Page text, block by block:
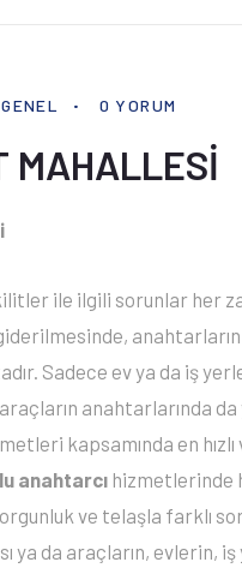
GENEL 0 YORUM
MAHALLESİ
ile ilgili sorunlar her
Sadece ev ya da iş
anahtarlarında
kapsamında en
anahtarcı hizmetlerinde
ve telaşla farklı
ya da araçların, evlerin,